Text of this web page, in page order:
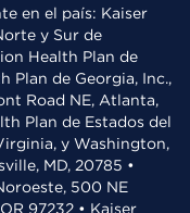
en el país: Kaiser
y Sur de
Health Plan de
Plan de Georgia, Inc.,
Road NE, Atlanta,
Plan de Estados del
y Washington,
MD, 20785 •
500 NE
97232 • Kaiser